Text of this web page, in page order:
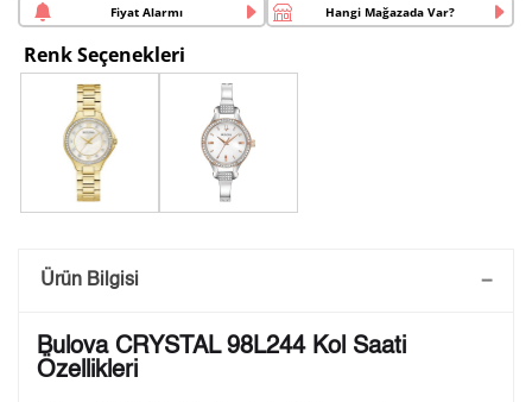
Fiyat Alarmı Hangi Mağazada Var?
Renk Seçenekleri
Saatini Kişiselleştir
arka kapağına gravür tekniği ile formda belirtmiş
olduğunuz şekilde işlenecektir.
Ürün Bilgisi
Bulova CRYSTAL 98L244 Kol Saati
Özellikleri